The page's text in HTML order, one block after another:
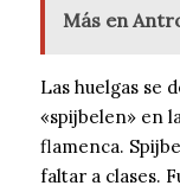
Más en
Las huelgas se
«spijbelen» en
flamenca.
faltar a clases.